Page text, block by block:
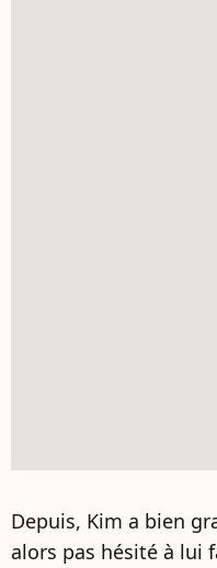
Depuis, Kim a bien
alors pas hésité à lui